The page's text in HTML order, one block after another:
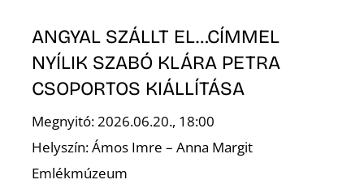
ANGYAL SZÁLLT EL…CÍMMEL
NYÍLIK SZABÓ KLÁRA PETRA
CSOPORTOS KIÁLLÍTÁSA
Megnyitó: 2026.06.20., 18:00
Helyszín: Ámos Imre – Anna Margit
Emlékmúzeum